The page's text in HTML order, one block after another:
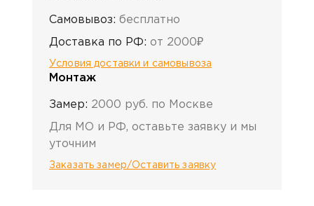
Самовывоз: бесплатно
Доставка по РФ: от 2000₽
Условия доставки и самовывоза
Монтаж
Замер: 2000 руб. по Москве
Для МО и РФ, оставьте заявку и мы
уточним
Заказать замер/Оставить заявку